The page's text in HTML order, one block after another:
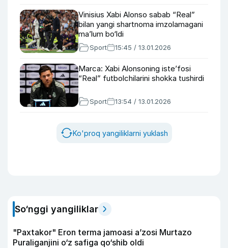
Vinisius Xabi Alonso sabab “Real”
bilan yangi shartnoma imzolamagani
ma’lum bo‘ldi
Sport 15:45 / 13.01.2026
Marca: Xabi Alonsoning isteʼfosi
“Real” futbolchilarini shokka tushirdi
Sport 13:54 / 13.01.2026
Ko'proq yangiliklarni yuklash
So‘nggi yangiliklar
"Paxtakor" Eron terma jamoasi a’zosi Murtazo
Puraliganjini o‘z safiga qo‘shib oldi